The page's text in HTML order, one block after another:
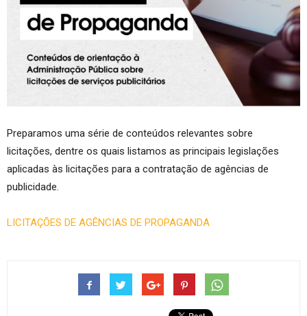
Preparamos uma série de conteúdos relevantes sobre
licitações, dentre os quais listamos as principais legislações
aplicadas às licitações para a contratação de agências de
publicidade.
LICITAÇÕES DE AGÊNCIAS DE PROPAGANDA